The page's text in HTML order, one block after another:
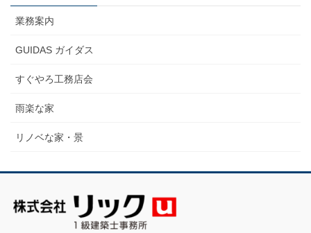
業務案内
GUIDAS ガイダス
すぐやろ工務店会
雨楽な家
リノベな家・景